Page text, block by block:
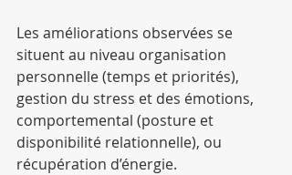
Les améliorations observées se
situent au niveau organisation
personnelle (temps et priorités),
gestion du stress et des émotions,
comportemental (posture et
disponibilité relationnelle), ou
récupération d’énergie.